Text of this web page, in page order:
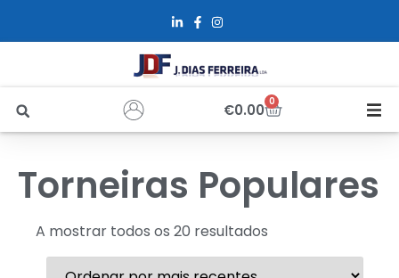
€0.00 0
Sobre Nós
Torneiras Populares
A mostrar todos os 20 resultados